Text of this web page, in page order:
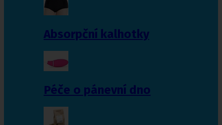
Absorpční kalhotky
Péče o pánevní dno